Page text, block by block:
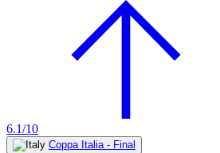
6.1/10
Coppa Italia - Final